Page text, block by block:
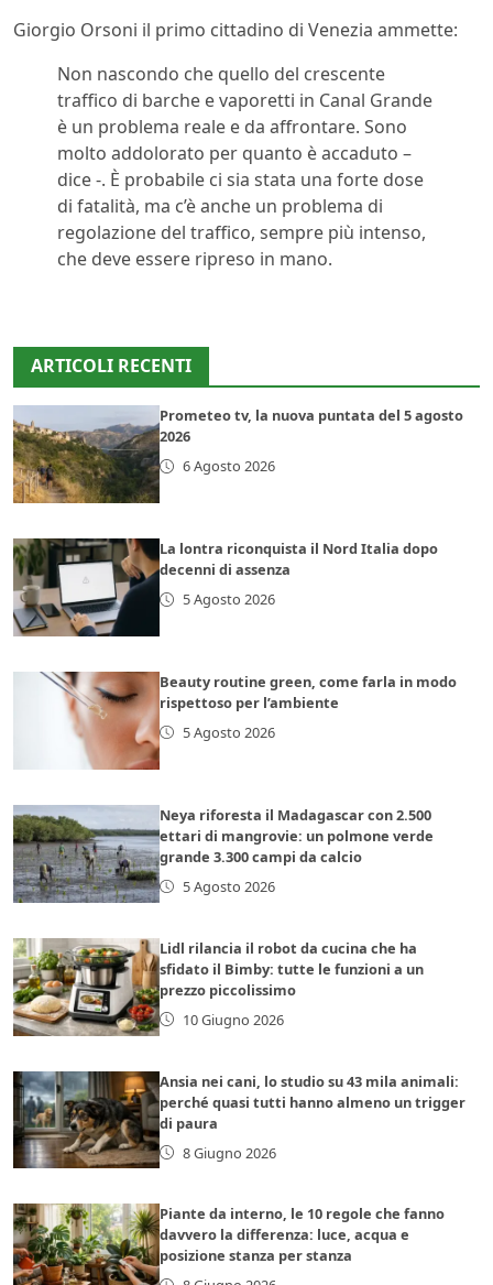
Giorgio Orsoni il primo cittadino di Venezia ammette:
Non nascondo che quello del crescente
traffico di barche e vaporetti in Canal Grande
è un problema reale e da affrontare. Sono
molto addolorato per quanto è accaduto –
dice -. È probabile ci sia stata una forte dose
di fatalità, ma c’è anche un problema di
regolazione del traffico, sempre più intenso,
che deve essere ripreso in mano.
ARTICOLI RECENTI
Prometeo tv, la nuova puntata del 5 agosto
2026
6 Agosto 2026
La lontra riconquista il Nord Italia dopo
decenni di assenza
5 Agosto 2026
Beauty routine green, come farla in modo
rispettoso per l’ambiente
5 Agosto 2026
Neya riforesta il Madagascar con 2.500
ettari di mangrovie: un polmone verde
grande 3.300 campi da calcio
5 Agosto 2026
Lidl rilancia il robot da cucina che ha
sfidato il Bimby: tutte le funzioni a un
prezzo piccolissimo
10 Giugno 2026
Ansia nei cani, lo studio su 43 mila animali:
perché quasi tutti hanno almeno un trigger
di paura
8 Giugno 2026
Piante da interno, le 10 regole che fanno
davvero la differenza: luce, acqua e
posizione stanza per stanza